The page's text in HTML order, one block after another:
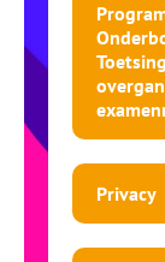
Privacy